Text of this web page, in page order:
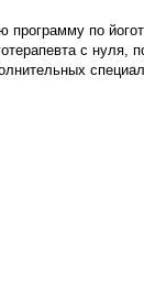
программу по
с нуля,